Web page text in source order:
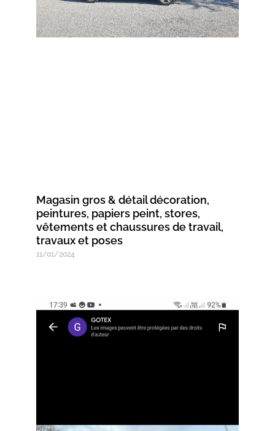
Magasin gros & détail décoration,
peintures, papiers peint, stores,
vêtements et chaussures de travail,
travaux et poses
11/01/2024